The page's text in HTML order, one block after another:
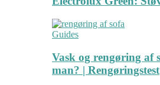
Guides
Vask og rengøring af
man? | Rengøringstest